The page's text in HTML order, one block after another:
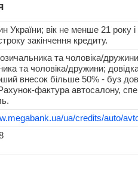
України; вік не менше 21 року
закінчення кредиту.
та чоловіка/
та чоловіка/дружини;
внесок більше 50% - буз
фактура автосалону,
ua/credits/auto/